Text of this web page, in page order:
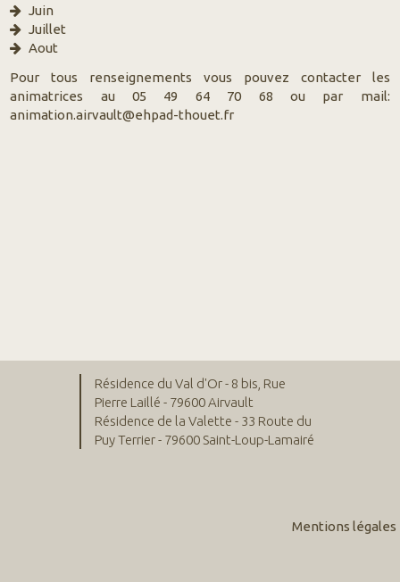
Juin
Juillet
Aout
Pour tous renseignements vous pouvez contacter les
animatrices au 05 49 64 70 68 ou par mail:
animation.airvault@ehpad-thouet.fr
Résidence du Val d'Or - 8 bis, Rue
Pierre Laillé - 79600 Airvault
Résidence de la Valette - 33 Route du
Puy Terrier - 79600 Saint-Loup-Lamairé
Mentions légales